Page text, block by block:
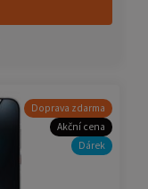
Doprava zdarma
Akční cena
Dárek